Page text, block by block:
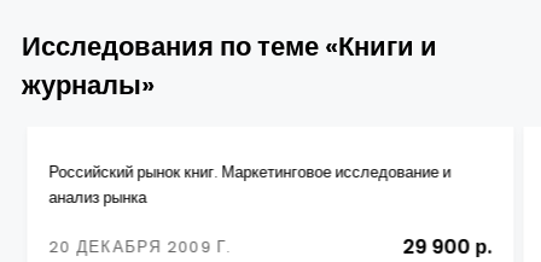
Исследования по теме «Книги и
журналы»
Российский рынок книг. Маркетинговое исследование и
анализ рынка
20 ДЕКАБРЯ 2009 Г. 29 900 р.